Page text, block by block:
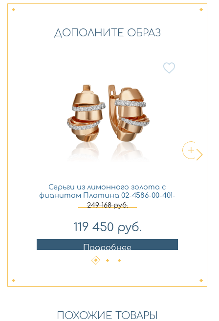
ДОПОЛНИТЕ ОБРАЗ
Серьги из лимонного золота с
фианитом Платина 02-4586-00-401-
1130-48
249 168руб.
119 450 руб.
Подробнее
ПОХОЖИЕ ТОВАРЫ